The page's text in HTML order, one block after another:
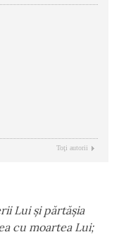
Toţi autorii
Lui şi părtăşia
cu moartea Lui;